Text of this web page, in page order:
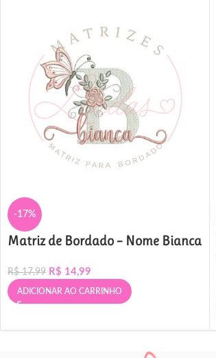
-17%
Matriz de Bordado – Nome Bianca
R$17,99 R$ 14,99
ADICIONAR AO CARRINHO